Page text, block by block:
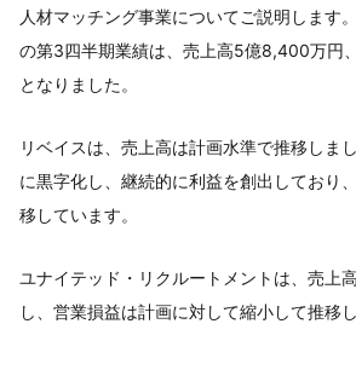
人材マッチング事業についてご説明します
の第3四半期業績は、売上高5億8,400万円
となりました。
リベイスは、売上高は計画水準で推移しま
に黒字化し、継続的に利益を創出しており
移しています。
ユナイテッド・リクルートメントは、売上
し、営業損益は計画に対して縮小して推移し